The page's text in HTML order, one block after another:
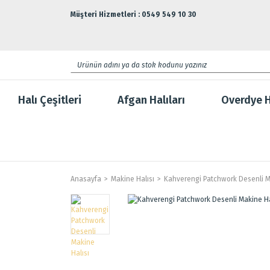
Müşteri Hizmetleri : 0549 549 10 30
Halı Çeşitleri Afgan Halıları Overdye
Anasayfa Makine Halısı Kahverengi Patchwork Desenli